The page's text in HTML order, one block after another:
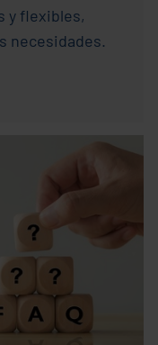
y flexibles,
necesidades.